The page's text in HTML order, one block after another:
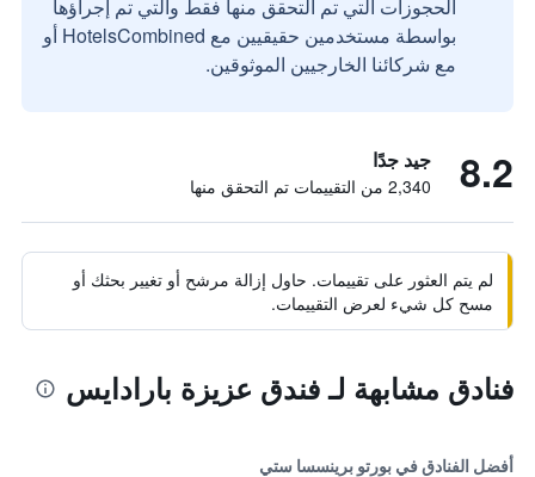
الحجوزات التي تم التحقق منها فقط والتي تم إجراؤها
بواسطة مستخدمين حقيقيين مع HotelsCombined أو
مع شركائنا الخارجيين الموثوقين.
8.2 جيد جدًا
2,340 من التقييمات تم التحقق منها
لم يتم العثور على تقييمات. حاول إزالة مرشح أو تغيير بحثك أو
مسح كل شيء لعرض التقييمات.
فنادق مشابهة لـ فندق عزيزة بارادايس
أفضل الفنادق في بورتو برينسسا ستي